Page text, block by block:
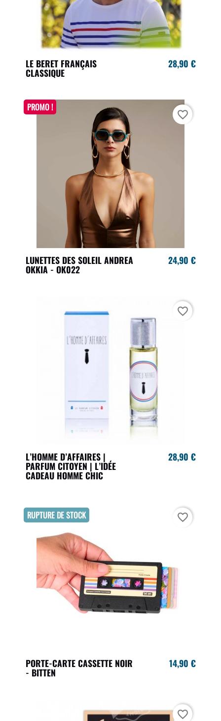
LE BERET FRANÇAIS
CLASSIQUE
28,90 €
LUNETTES DES SOLEIL ANDREA
OKKIA - OK022
24,90 €
PROMO !
favorite_border
L’HOMME D’AFFAIRES |
PARFUM CITOYEN | L’IDÉE
CADEAU HOMME CHIC
28,90 €
favorite_border
PORTE-CARTE CASSETTE NOIR
- BITTEN
14,90 €
RUPTURE DE STOCK favorite_border
favorite_border